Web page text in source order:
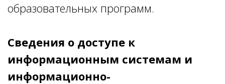
образовательных программ.
Сведения о доступе к
информационным системам и
информационно-